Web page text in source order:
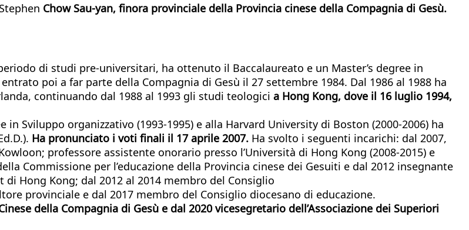
Chow Sau-yan, finora provinciale della Provincia cinese della Compagnia di Gesù.
di studi pre-universitari, ha ottenuto il Baccalaureato e un Master’s degree in
poi a far parte della Compagnia di Gesù il 27 settembre 1984. Dal 1986 al 1988 ha
continuando dal 1988 al 1993 gli studi teologici a Hong Kong, dove il 16 luglio 1994,
Sviluppo organizzativo (1993-1995) e alla Harvard University di Boston (2000-2006) ha
Ha pronunciato i voti finali il 17 aprile 2007. Ha svolto i seguenti incarichi: dal 2007,
professore assistente onorario presso l’Università di Hong Kong (2008-2015) e
Commissione per l’educazione della Provincia cinese dei Gesuiti e dal 2012 insegnante
Hong Kong; dal 2012 al 2014 membro del Consiglio
provinciale e dal 2017 membro del Consiglio diocesano di educazione.
della Compagnia di Gesù e dal 2020 vicesegretario dell’Associazione dei Superiori